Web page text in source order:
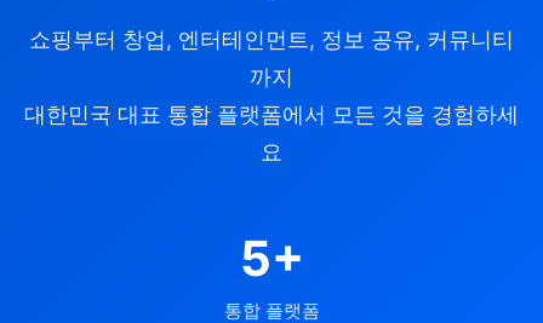
쇼핑부터 창업, 엔터테인먼트, 정보 공유, 커뮤니티
까지
대한민국 대표 통합 플랫폼에서 모든 것을 경험하세
요
5+
통합 플랫폼